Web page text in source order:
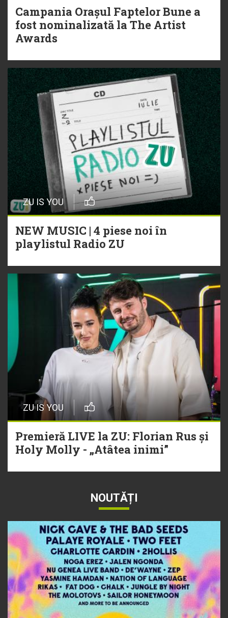
Campania Orașul Faptelor Bune a
fost nominalizată la The Artist
Awards
ZU IS YOU
NEW MUSIC | 4 piese noi în
playlistul Radio ZU
ZU IS YOU
Premieră LIVE la ZU: Florian Rus și
Holy Molly - „Atâtea inimi”
NOUTĂȚI